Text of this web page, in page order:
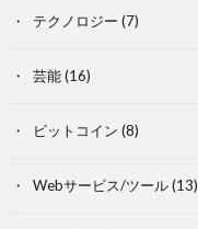
テクノロジー (7)
芸能(16)
ビットコイン (8)
Webサービス/ツール(13)